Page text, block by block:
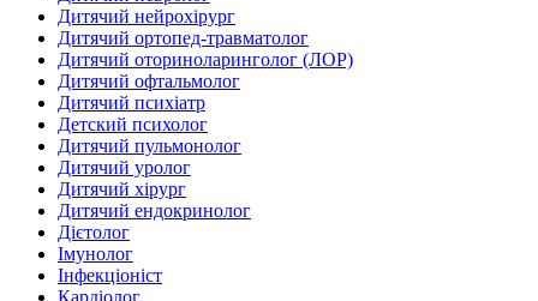
Дитячий нейрохірург
Дитячий ортопед-травматолог
Дитячий оториноларинголог (ЛОР)
Дитячий офтальмолог
Дитячий психіатр
Детский психолог
Дитячий пульмонолог
Дитячий уролог
Дитячий хірург
Дитячий ендокринолог
Дієтолог
Імунолог
Інфекціоніст
Кардіолог